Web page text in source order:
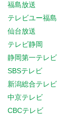
福島放送
テレビユー福島
仙台放送
テレビ静岡
静岡第一テレビ
SBSテレビ
新潟総合テレビ
中京テレビ
CBCテレビ